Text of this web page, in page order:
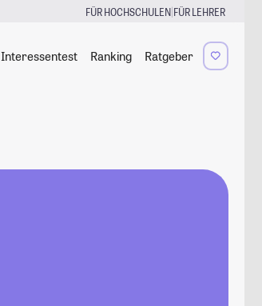
FÜR HOCHSCHULEN|FÜR LEHRER
Interessentest Ranking Ratgeber